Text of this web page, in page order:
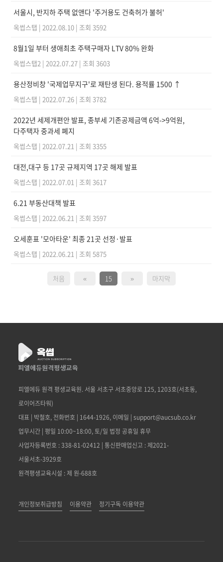
서울시, 반지하 주택 없앤다 '주거용도 건축허가 불허'
옥썹스탭 | 2022.08.10 | 조회 3592
8월1일 부터 생애최초 주택구매자 LTV 80% 완화
옥썹스탭2 | 2022.07.27 | 조회 3603
용산정비창 '국제업무지구'로 재탄생 된다. 용적률 1500 ↑
옥썹스탭 | 2022.07.26 | 조회 3782
2022년 세제개편안 발표, 종부세 기존공제금액 6억->9억원,
다주택자 중과세 폐지
옥썹스탭 | 2022.07.21 | 조회 3355
대전,대구 등 17곳 규제지역 17곳 해제 발표
옥썹스탭 | 2022.07.01 | 조회 3617
6.21 부동산대책 발표
옥썹스탭 | 2022.06.21 | 조회 3597
오세훈표 '모아타운' 최종 21곳 선정 ·발표
옥썹스탭 | 2022.06.21 | 조회 5875
처음 « 15 » 마지막
피엘에듀 원격 평생교육원. 서울 서초구 서초중앙로 125, 1203호(서초동,
로이어즈타워)
대표 | 박철호, 전화번호 | 1644-1926, 이메일 | support@aucsub.co.kr
업무시간 | 평일 10:00~18:00, 토/일 법정 공휴일 휴무
사업자등록번호 : 338-81-02412 | 통신판매업신고 : 제2021-
서울서초-3929호
원격평생교육시설 : 제 원-688호
개인정보취급방침 이용약관 정기구독 이용약관